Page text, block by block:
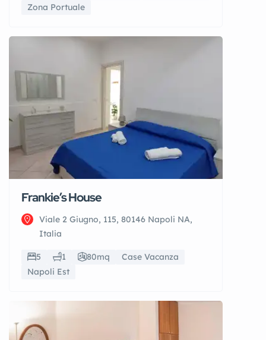
Zona Portuale
Frankie’s House
Viale 2 Giugno, 115, 80146 Napoli NA,
Italia
5 1 80mq
Case Vacanza
Napoli Est